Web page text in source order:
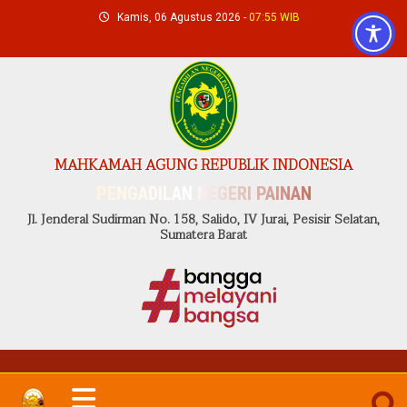
content
Kamis, 06 Agustus 2026 - 07:55 WIB
MAHKAMAH AGUNG REPUBLIK INDONESIA
PENGADILAN NEGERI PAINAN
Jl. Jenderal Sudirman No. 158, Salido, IV Jurai, Pesisir Selatan,
Sumatera Barat